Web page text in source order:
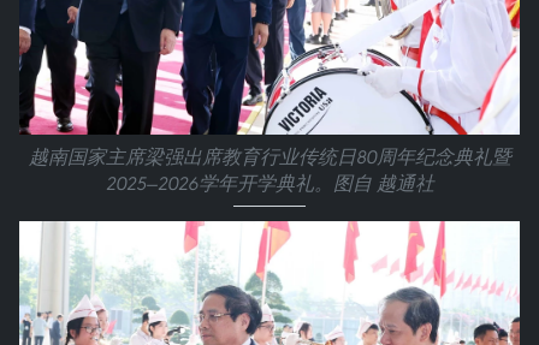
越南国家主席梁强出席教育行业传统日80周年纪念典礼暨
2025—2026学年开学典礼。图自 越通社